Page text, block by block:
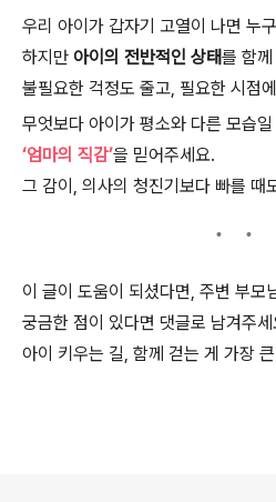
우리 아이가 갑자기 고열이 나면 누
하지만 아이의 전반적인 상태를 함
불필요한 걱정도 줄고, 필요한 시점
무엇보다 아이가 평소와 다른 모습일
‘엄마의 직감’을 믿어주세요.
그 감이, 의사의 청진기보다 빠를 때
이 글이 도움이 되셨다면, 주변 부모
궁금한 점이 있다면 댓글로 남겨주세
아이 키우는 길, 함께 걷는 게 가장